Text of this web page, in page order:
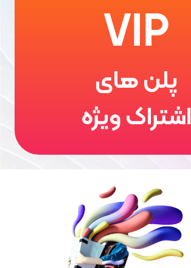
VIP
پلن های
اشتراک ویژه